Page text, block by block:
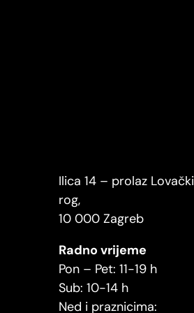
Ilica 14 – prolaz Lovački
rog,
10 000 Zagreb
Radno vrijeme
Pon – Pet: 11-19 h
Sub: 10-14 h
Ned i praznicima: